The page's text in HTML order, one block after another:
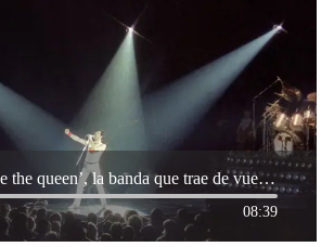
‘God save the queen’, la banda que trae de vuelta los mejor de ‘Queen’
08:39